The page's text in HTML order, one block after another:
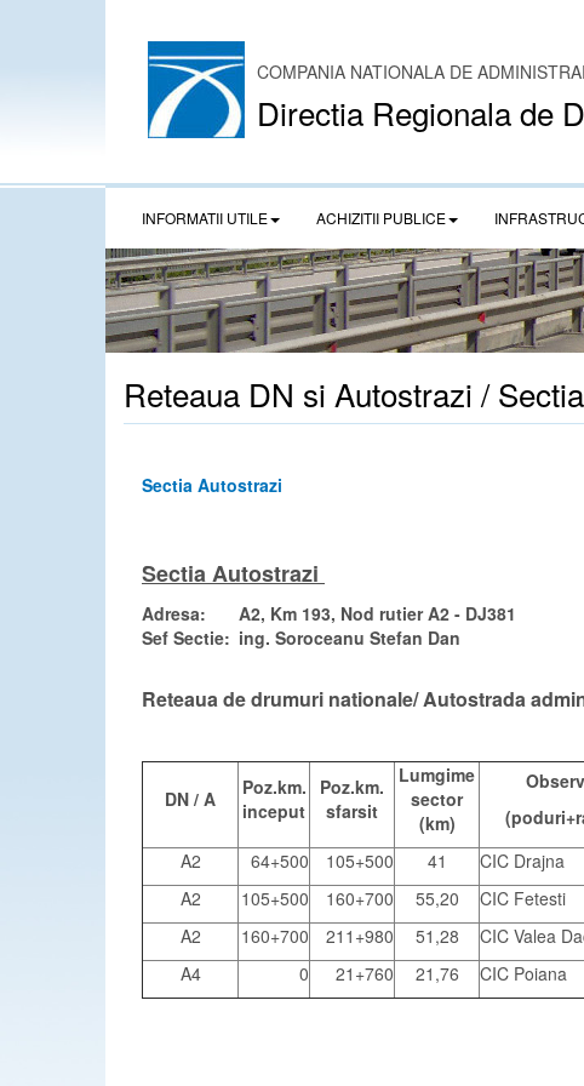
COMPANIA NATIONALA DE
Directia Regionala de
INFORMATII UTILE ACHIZITII PUBLICE
Reteaua DN si Autostrazi /
Sectia Autostrazi
Sectia Autostrazi
Adresa:
A2, Km 193, Nod rutier A2 - DJ381
Sef Sectie: ing. Soroceanu Stefan Dan
Reteaua de drumuri nationale/ Autostrada
DN / A
Poz.km.
inceput
Poz.km.
sfarsit
Lumgime
sector
(km)
A2 64+500 105+500 41 CIC Drajna
A2
105+500 160+700 55,20 CIC Fetesti
A2
160+700 211+980 51,28 CIC Valea
A4
0 21+760 21,76 CIC Poiana